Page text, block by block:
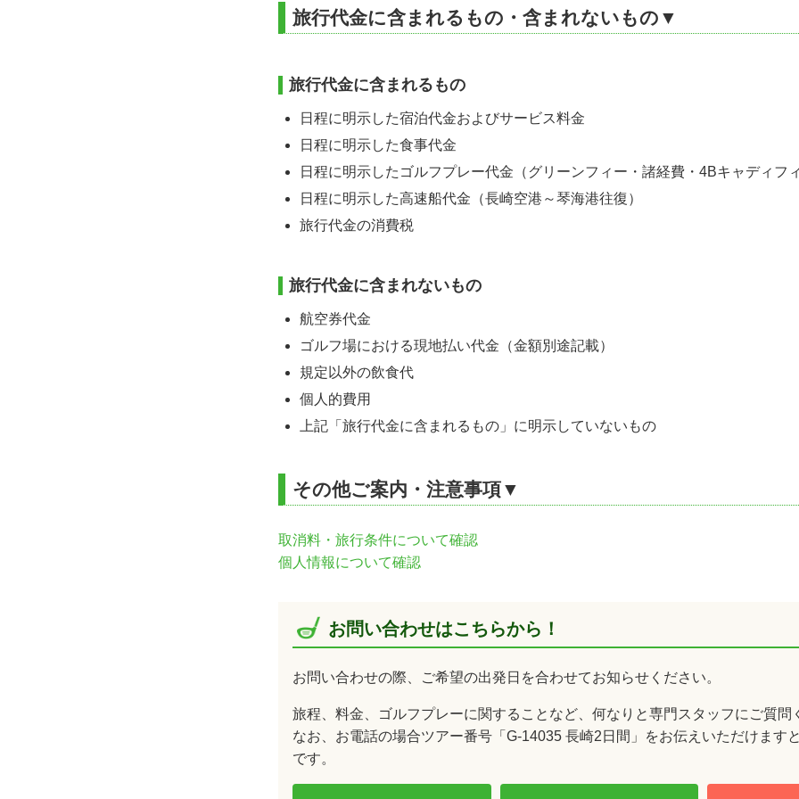
旅行代金に含まれるもの・含まれないもの▼
旅行代金に含まれるもの
日程に明示した宿泊代金およびサービス料金
日程に明示した食事代金
日程に明示したゴルフプレー代金（グリーンフィー・諸経費・4Bキャディフ
日程に明示した高速船代金（長崎空港～琴海港往復）
旅行代金の消費税
旅行代金に含まれないもの
航空券代金
ゴルフ場における現地払い代金（金額別途記載）
規定以外の飲食代
個人的費用
上記「旅行代金に含まれるもの」に明示していないもの
その他ご案内・注意事項▼
取消料・旅行条件について確認
個人情報について確認
お問い合わせはこちらから！
お問い合わせの際、ご希望の出発日を合わせてお知らせください。
旅程、料金、ゴルフプレーに関することなど、何なりと専門スタッフにご質問
なお、お電話の場合ツアー番号「G-14035 長崎2日間」をお伝えいただけます
です。